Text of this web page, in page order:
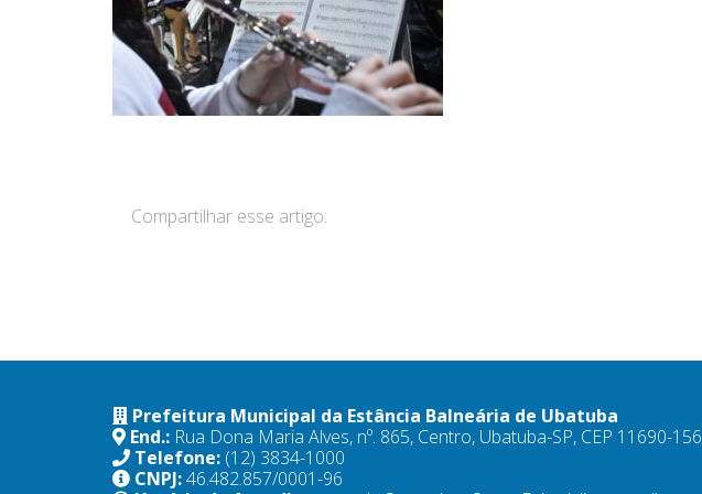
Compartilhar esse artigo:
Prefeitura Municipal da Estância Balneária de Ubatuba
End.: Rua Dona Maria Alves, nº. 865, Centro, Ubatuba-SP, CEP 11690-156
Telefone: (12) 3834-1000
CNPJ:46.482.857/0001-96